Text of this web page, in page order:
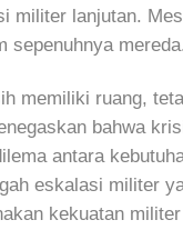
militer lanjutan.
sepenuhnya
memiliki ruang,
bahwa
antara
eskalasi militer
kekuatan